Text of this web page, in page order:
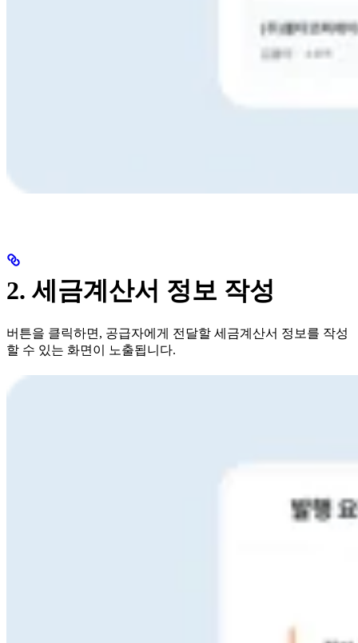
2. 세금계산서 정보 작성
버튼을 클릭하면, 공급자에게 전달할 세금계산서 정보를 작성
할 수 있는 화면이 노출됩니다.